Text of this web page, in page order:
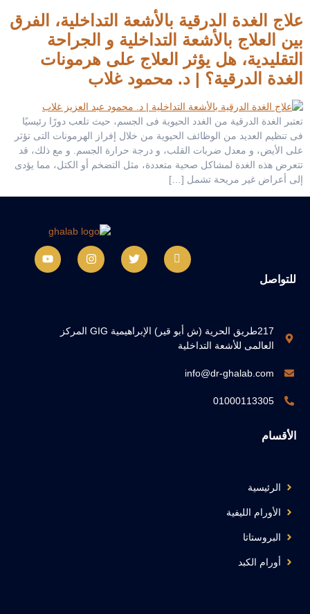
علاج الغدة الدرقية بالأشعة التداخلية، الفرق
بين العلاج بالأشعة التداخلية و الجراحة
التقليدية، هل يؤثر العلاج على هرمونات
الغدة الدرقية؟ | د. محمود غلاب
تعتبر الغدة الدرقية من الغدد الحيوية فى الجسم، حيث تلعب دورًا رئيسيًا
فى تنظيم العديد من الوظائف الحيوية من خلال إفراز الهرمونات التى تؤثر
على الأيض، و معدل ضربات القلب، و درجة حرارة الجسم. و مع ذلك، قد
تتعرض هذه الغدة لمشاكل صحية متعددة، مثل التضخم أو الكتل، مما يؤدى
إلى أعراض غير مريحة تشمل […]
للتواصل
217طريق الحرية (ش أبو قير) الإبراهيمية GIG المركز
العالمى للأشعة التداخلية
info@dr-ghalab.com
01000113305
الأقسام
الرئيسية
الأورام الليفية
البروستاتا
أورام الكبد